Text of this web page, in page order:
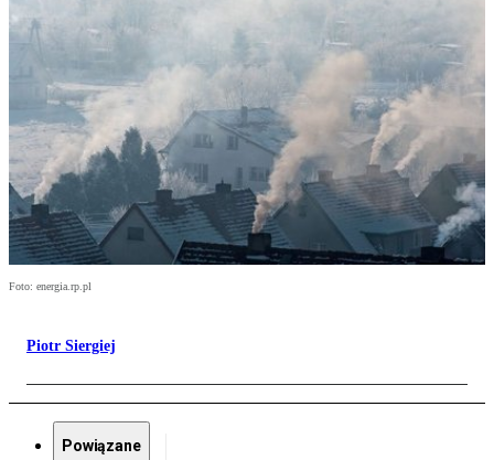
Foto: energia.rp.pl
Piotr Siergiej
Powiązane